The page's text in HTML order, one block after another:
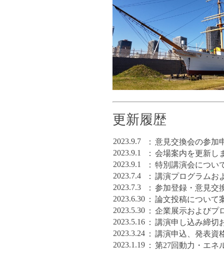
更新履歴
2023.9.7 ： 意見交換会の参加
2023.9.1
： 会場案内を更新し
2023.9.1
： 特別講演会につい
2023.7.4
： 講演プログラムお
2023.7.3
： 参加登録・意見交
2023.6.30 ： 論文投稿について
2023.5.30 ： 企業展示およびプ
2023.5.16 ： 講演申し込み締切
2023.3.24 ： 講演申込、発表資
2023.1.19 ： 第27回動力・エネ